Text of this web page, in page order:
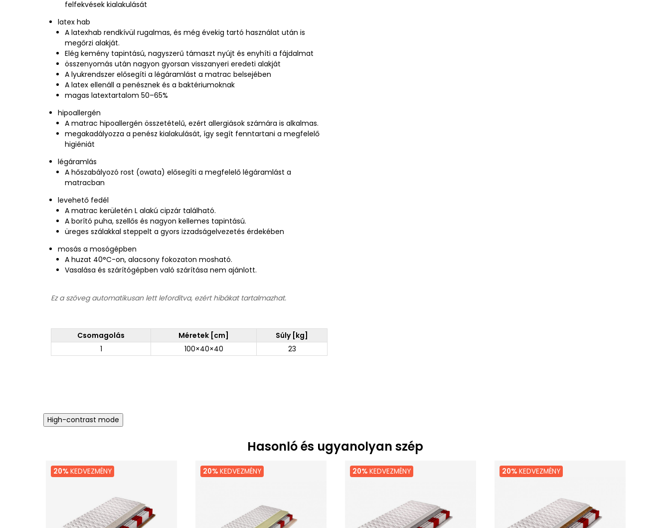
felfekvések kialakulását
latex hab
A latexhab rendkívül rugalmas, és még évekig tartó használat után is
megőrzi alakját.
Elég kemény tapintású, nagyszerű támaszt nyújt és enyhíti a fájdalmat
összenyomás után nagyon gyorsan visszanyeri eredeti alakját
A lyukrendszer elősegíti a légáramlást a matrac belsejében
A latex ellenáll a penésznek és a baktériumoknak
magas latextartalom 50–65%
hipoallergén
A matrac hipoallergén összetételű, ezért allergiások számára is alkalmas.
megakadályozza a penész kialakulását, így segít fenntartani a megfelelő
higiéniát
légáramlás
A hőszabályozó rost (owata) elősegíti a megfelelő légáramlást a
matracban
levehető fedél
A matrac kerületén L alakú cipzár található.
A borító puha, szellős és nagyon kellemes tapintású.
üreges szálakkal steppelt a gyors izzadságelvezetés érdekében
mosás a mosógépben
A huzat 40°C-on, alacsony fokozaton mosható.
Vasalása és szárítógépben való szárítása nem ajánlott.
Ez a szöveg automatikusan lett lefordítva, ezért hibákat tartalmazhat.
Csomagolás Méretek [cm]
Súly [kg]
1
100×40×40 23
High-contrast mode
Hasonló és ugyanolyan szép
20% KEDVEZMÉNY 20% KEDVEZMÉNY 20% KEDVEZMÉNY 20% KEDVEZMÉNY